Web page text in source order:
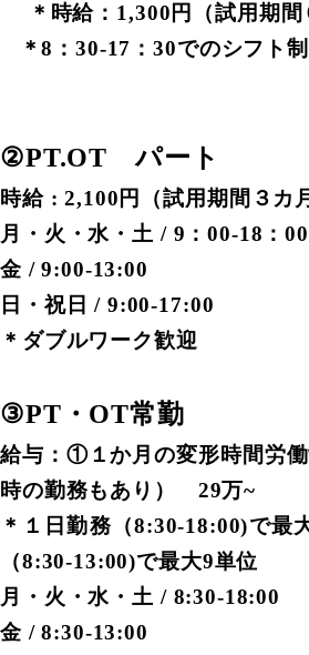
＊時給：1,300円（試用期間
＊8：30-17：30でのシフト制
②PT.OT パート
時給 : 2,100円（試用期間３カ
月・火・水・土 / 9：00-18：00
金 / 9:00-13:00
日・祝日 / 9:00-17:00
＊ダブルワーク歓迎
③PT・OT常勤
給与：①１か月の変形時間労
時の勤務もあり） 29万~
＊１日勤務（8:30-18:00)で
（8:30-13:00)で最大9単位
月・火・水・土 / 8:30-18:00
金 / 8:30-13:00